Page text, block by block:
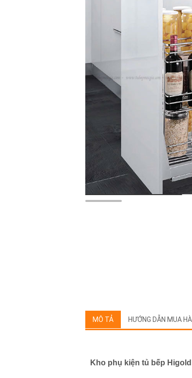
MÔ TẢ HƯỚNG DẪN MUA
Kho phụ kiện tủ bếp